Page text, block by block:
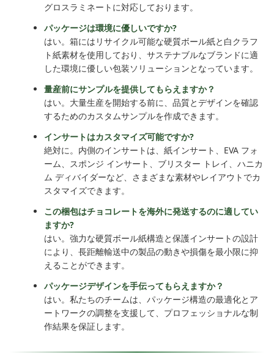
グロスラミネートに対応しております。
パッケージは環境に優しいですか?
はい。箱にはリサイクル可能な硬質ボール紙と白クラフ
ト紙素材を使用しており、サステナブルなブランドに適
した環境に優しい包装ソリューションとなっています。
量産前にサンプルを提供してもらえますか？
はい。大量生産を開始する前に、品質とデザインを確認
するためのカスタムサンプルを作成できます。
インサートはカスタマイズ可能ですか?
絶対に。内側のインサートは、紙インサート、EVA フォ
ーム、スポンジ インサート、ブリスター トレイ、ハニカ
ム ディバイダーなど、さまざまな素材やレイアウトでカ
スタマイズできます。
この梱包はチョコレートを海外に発送するのに適してい
ますか?
はい。強力な硬質ボール紙構造と保護インサートの設計
により、長距離輸送中の製品の動きや損傷を最小限に抑
えることができます。
パッケージデザインを手伝ってもらえますか？
はい。私たちのチームは、パッケージ構造の最適化とア
ートワークの調整を支援して、プロフェッショナルな制
作結果を保証します。